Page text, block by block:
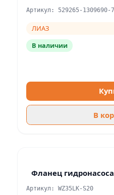
Артикул: 529265-1309690-
ЛИАЗ
В наличии
В
Фланец гидронасоса
Артикул: WZ35LK-S20